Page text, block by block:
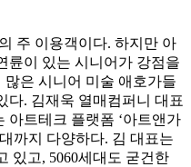
주 이용객이다. 하지만 아
륜이 있는 시니어가 강점을
은 시니어 미술 애호가들
다. 김재욱 열매컴퍼니 대표
아트테크 플랫폼 ‘아트앤가
까지 다양하다. 김 대표는
있고, 5060세대도 굳건한